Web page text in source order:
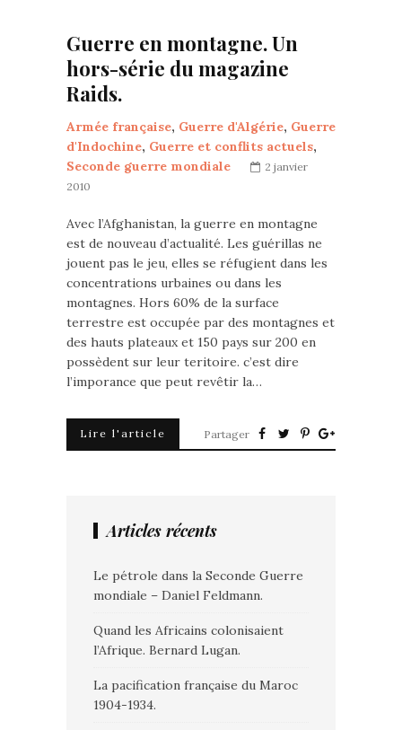
Guerre en montagne. Un
hors-série du magazine
Raids.
Armée française, Guerre d'Algérie, Guerre
d'Indochine, Guerre et conflits actuels,
Seconde guerre mondiale
2 janvier
2010
Avec l’Afghanistan, la guerre en montagne
est de nouveau d’actualité. Les guérillas ne
jouent pas le jeu, elles se réfugient dans les
concentrations urbaines ou dans les
montagnes. Hors 60% de la surface
terrestre est occupée par des montagnes et
des hauts plateaux et 150 pays sur 200 en
possèdent sur leur teritoire. c’est dire
l’imporance que peut revêtir la…
Lire l'article Partager
Articles récents
Le pétrole dans la Seconde Guerre
mondiale – Daniel Feldmann.
Quand les Africains colonisaient
l’Afrique. Bernard Lugan.
La pacification française du Maroc
1904-1934.